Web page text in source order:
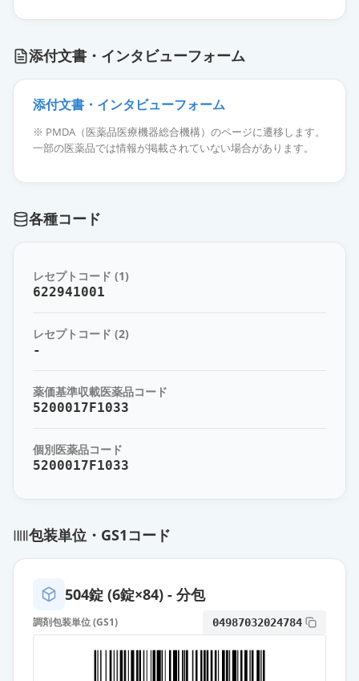
オースギ加味逍遙散エキスG
薬価 10.20 円
通常出荷
コタロー加味逍遙散エキス細粒
太虎堂の加味逍遙散エキス散
JPS加味逍遙散料エキス顆粒〔調剤
薬価 13.90 円
用）
薬価 15.90 円
薬価 17.40 円
薬価 18.10 円
ジュンコウ加味逍遙散FCエキス細粒
通常出荷
添付文書・インタビューフォーム
添付文書・インタビューフォーム
※ PMDA（医薬品医療機器総合機構）のページに遷移します。
一部の医薬品では情報が掲載されていない場合があります。
各種コード
レセプトコード (1)
622941001
レセプトコード (2)
-
薬価基準収載医薬品コード
5200017F1033
個別医薬品コード
5200017F1033
包装単位・GS1コード
504錠 (6錠×84) - 分包
調剤包装単位 (GS1) 04987032024784